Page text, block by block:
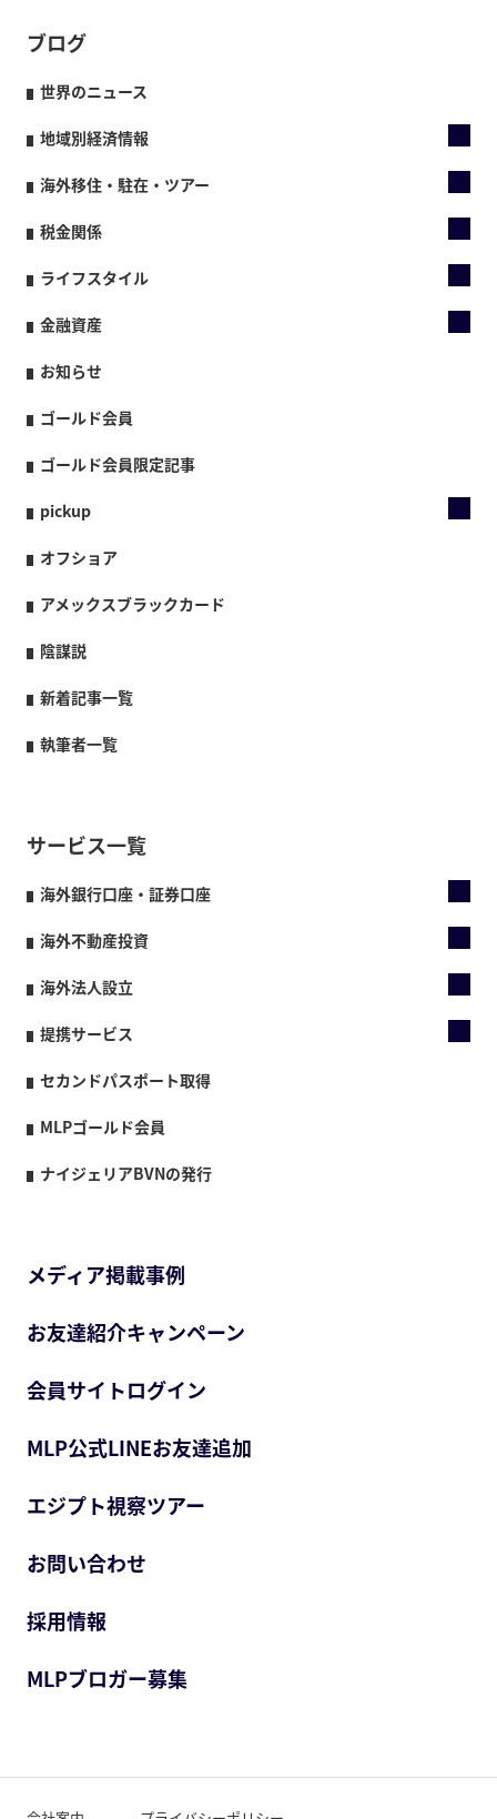
ブログ
世界のニュース
地域別経済情報
海外移住・駐在・ツアー
税金関係
ライフスタイル
金融資産
お知らせ
ゴールド会員
ゴールド会員限定記事
pickup
オフショア
アメックスブラックカード
陰謀説
新着記事一覧
執筆者一覧
サービス一覧
海外銀行口座・証券口座
海外不動産投資
海外法人設立
提携サービス
セカンドパスポート取得
MLPゴールド会員
ナイジェリアBVNの発行
メディア掲載事例
お友達紹介キャンペーン
会員サイトログイン
MLP公式LINEお友達追加
エジプト視察ツアー
お問い合わせ
採用情報
MLPブロガー募集